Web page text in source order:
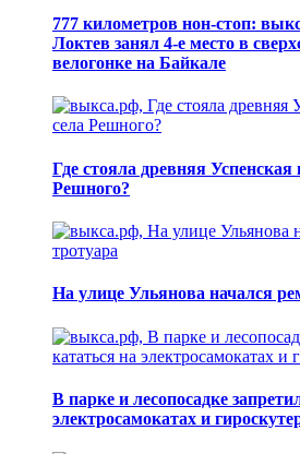
777 километров нон-стоп:
Локтев занял 4-е место в
велогонке на Байкале
Где стояла древняя Успенская
Решного?
На улице Ульянова начался
В парке и лесопосадке
электросамокатах и